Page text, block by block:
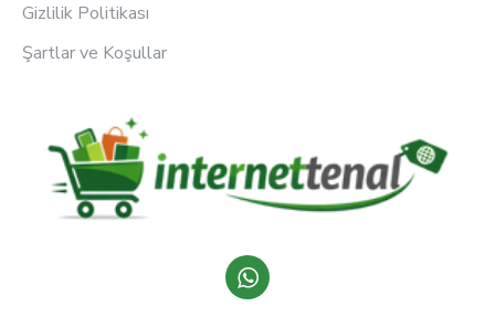
Gizlilik Politikası
Şartlar ve Koşullar